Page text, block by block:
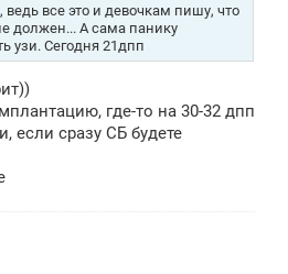
все это и девочкам пишу, что
должен... А сама панику
узи. Сегодня 21дпп
где-то на 30-32 дпп
если сразу СБ будете